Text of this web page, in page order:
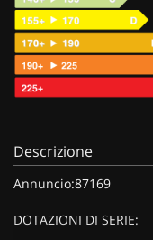
Descrizione
Annuncio:87169
DOTAZIONI DI SERIE: